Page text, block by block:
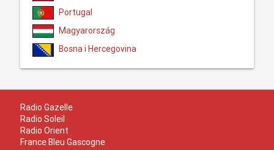
Portugal
Magyarország
Bosna i Hercegovina
Radio Gazelle
Radio Soleil
Radio Orient
France Bleu Gascogne